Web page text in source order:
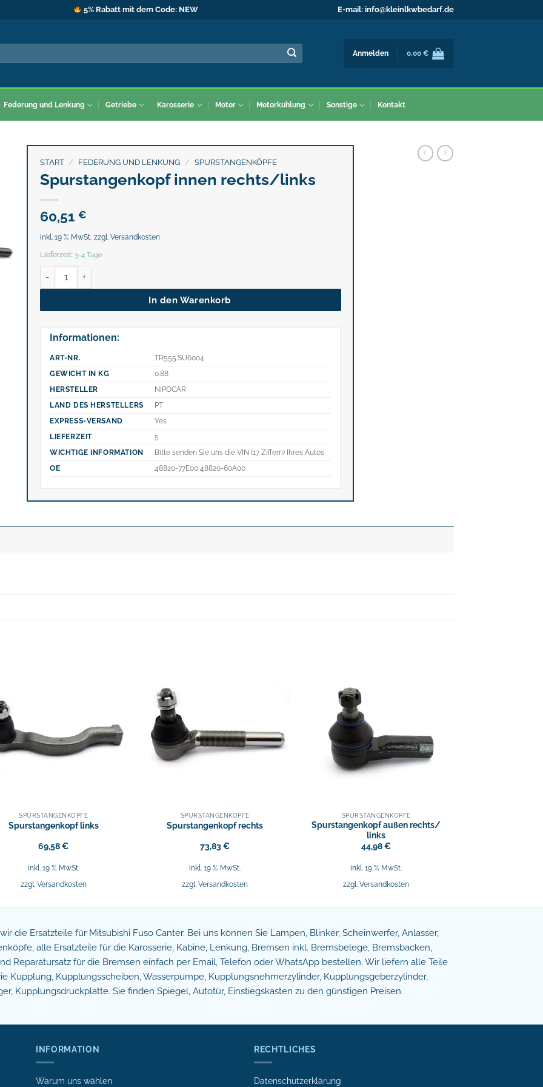
5% Rabatt mit dem Code: NEW E-mail:info@kleinlkwbedarf.de
Anmelden 0,00 €
Federung und Lenkung Getriebe Karosserie Motor Motorkühlung Sonstige Kontakt
START / FEDERUNG UND LENKUNG / SPURSTANGENKÖPFE
Spurstangenkopf innen rechts/links
60,51 €
inkl. 19 % MwSt. zzgl. Versandkosten
Lieferzeit: 3-4 Tage
In den Warenkorb
Informationen:
ART-NR.
TR555.SU6004
GEWICHT IN KG
0.88
HERSTELLER
NIPOCAR
LAND DES HERSTELLERS
PT
EXPRESS-VERSAND
Yes
LIEFERZEIT
5
WICHTIGE INFORMATION
Bitte senden Sie uns die VIN (17 Ziffern) Ihres Autos
OE
48820-77E00 48820-60A00
SPURSTANGENKÖPFE
Spurstangenkopf links
69,58€
inkl. 19 % MwSt.
zzgl. Versandkosten
SPURSTANGENKÖPFE
Spurstangenkopf rechts
73,83€
inkl. 19 % MwSt.
zzgl.Versandkosten
SPURSTANGENKÖPFE
Spurstangenkopf außen rechts/
links
44,98€
inkl. 19 % MwSt.
zzgl.Versandkosten
die Ersatzteile für Mitsubishi Fuso Canter. Bei uns können Sie Lampen, Blinker, Scheinwerfer, Anlasser,
alle Ersatzteile für die Karosserie, Kabine, Lenkung, Bremsen inkl. Bremsbelege, Bremsbacken,
Reparatursatz für die Bremsen einfach per Email, Telefon oder WhatsApp bestellen. Wir liefern alle Teile
Kupplung, Kupplungsscheiben, Wasserpumpe, Kupplungsnehmerzylinder, Kupplungsgeberzylinder,
Kupplungsdruckplatte. Sie finden Spiegel, Autotür, Einstiegskasten zu den günstigen Preisen.
INFORMATION
Warum uns wählen
RECHTLICHES
Datenschutzerklärung